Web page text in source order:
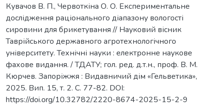
Кувачов В. П., Червоткіна О. О. Експериментальне
дослідження раціонального діапазону вологості
сировини для брикетування // Науковий вісник
Таврійського державного агротехнологічного
університету. Технічні науки : електронне наукове
фахове видання. / ТДАТУ; гол. ред. д.т.н., проф. В. М.
Кюрчев. Запоріжжя : Видавничий дім «Гельветика»,
2025. Вип. 15, т. 2. С. 77-82. DOI:
https://doi.org/10.32782/2220-8674-2025-15-2-9